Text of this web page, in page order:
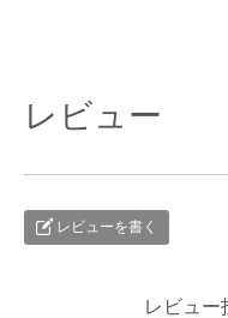
レビュー
レビューを書く
レビュー